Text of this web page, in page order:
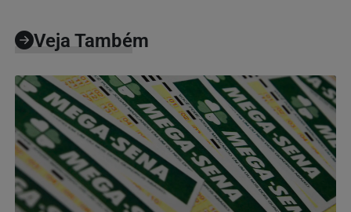
Veja Também